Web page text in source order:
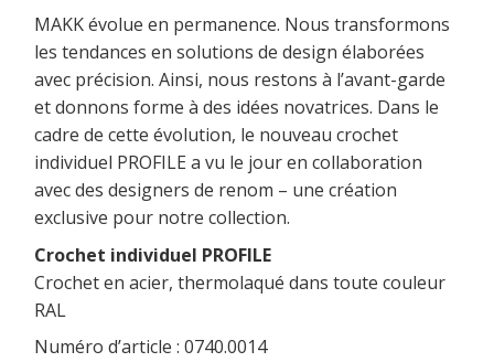
MAKK évolue en permanence. Nous transformons
les tendances en solutions de design élaborées
avec précision. Ainsi, nous restons à l’avant-garde
et donnons forme à des idées novatrices. Dans le
cadre de cette évolution, le nouveau crochet
individuel PROFILE a vu le jour en collaboration
avec des designers de renom – une création
exclusive pour notre collection.
Crochet individuel PROFILE
Crochet en acier, thermolaqué dans toute couleur
RAL
Numéro d’article : 0740.0014